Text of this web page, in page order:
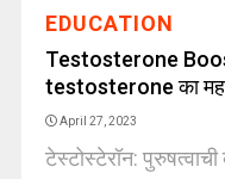
EDUCATION
Testosterone
testosterone का
April 27, 2023
टेस्टोस्टेरॉन: पुरुषत्वाची